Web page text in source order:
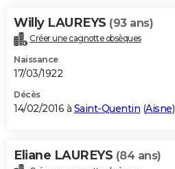
Willy LAUREYS (93 ans)
Créer une cagnotte obsèques
Naissance
17/03/1922
Décès
14/02/2016 à Saint-Quentin (Aisne)
Eliane LAUREYS (84 ans)